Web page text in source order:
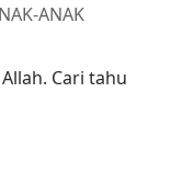
ANAK
Cari tahu